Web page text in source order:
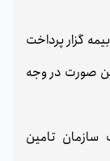
گزار پرداخت
صورت در وجه
سازمان تامین